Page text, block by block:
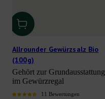
Allrounder Gewürzsalz Bio
(100g)
Gehört zur Grundausstattung
im Gewürzregal
11 Bewertungen